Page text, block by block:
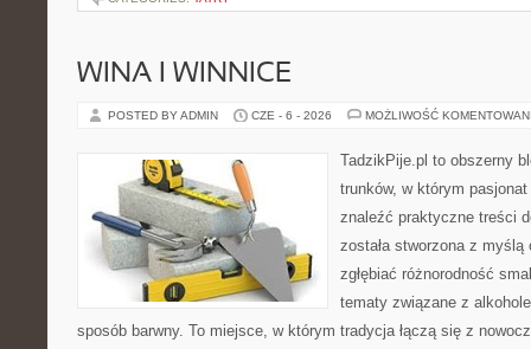
WINA I WINNICE
POSTED BY ADMIN CZE - 6 - 2026 MOŻLIWOŚĆ
TadzikPije.pl to obszerny
trunków, w którym
znaleźć praktyczne treści
została stworzona z
zgłębiać różnorodność
tematy związane z
sposób barwny. To miejsce, w którym tradycja łączą się z